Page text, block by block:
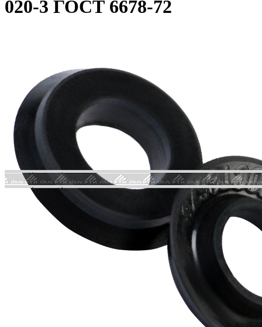
020-3 ГОСТ 6678-72